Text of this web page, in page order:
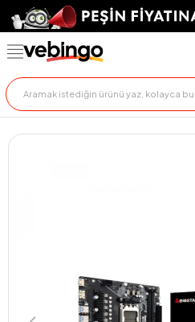
Genel Bakış Ürün Açıklaması